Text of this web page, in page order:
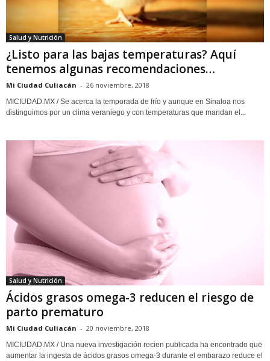
Salud y Nutrición
¿Listo para las bajas temperaturas? Aquí
tenemos algunas recomendaciones…
Mi Ciudad Culiacán - 26 noviembre, 2018
MICIUDAD.MX / Se acerca la temporada de frío y aunque en Sinaloa nos
distinguimos por un clima veraniego y con temperaturas que mandan el...
Salud y Nutrición
Ácidos grasos omega-3 reducen el riesgo de
parto prematuro
Mi Ciudad Culiacán - 20 noviembre, 2018
MICIUDAD.MX / Una nueva investigación recien publicada ha encontrado que
aumentar la ingesta de ácidos grasos omega-3 durante el embarazo reduce el